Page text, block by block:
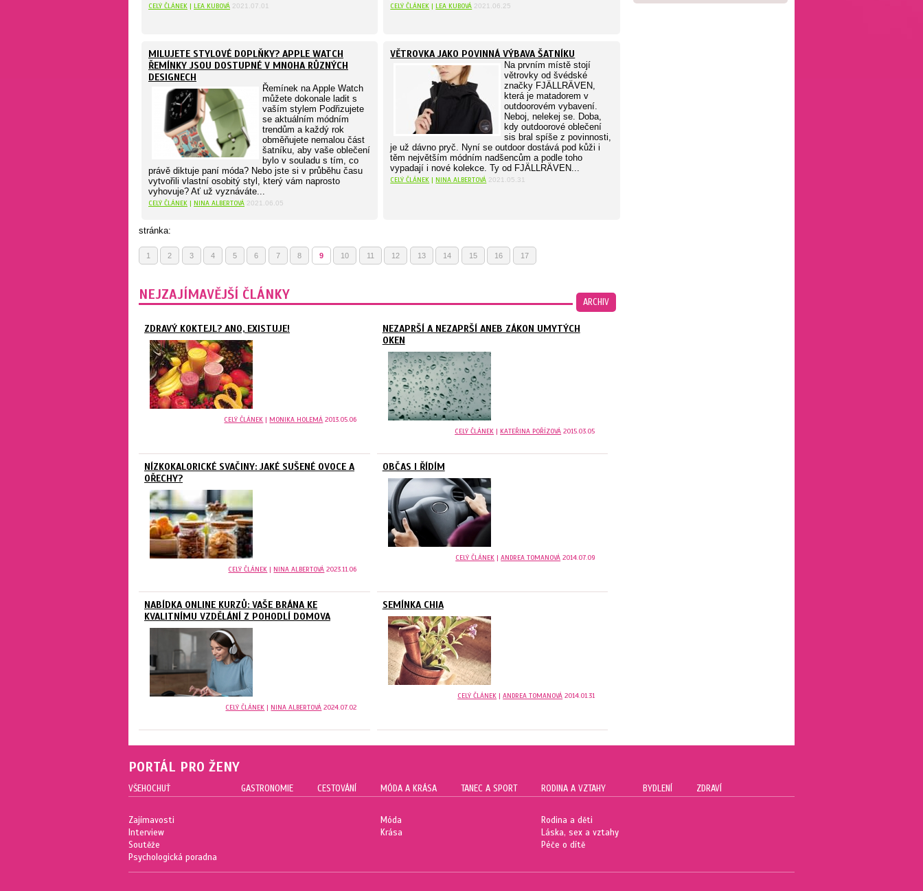
CELÝ ČLÁNEK | LEA KUBOVÁ 2021.07.01 CELÝ ČLÁNEK | LEA KUBOVÁ 2021.06.25
MILUJETE STYLOVÉ DOPLŇKY? APPLE WATCH
ŘEMÍNKY JSOU DOSTUPNÉ V MNOHA RŮZNÝCH
DESIGNECH
Řemínek na Apple Watch
můžete dokonale ladit s
vaším stylem Podřizujete
se aktuálním módním
trendům a každý rok
obměňujete nemalou část
šatníku, aby vaše oblečení
bylo v souladu s tím, co
právě diktuje paní móda? Nebo jste si v průběhu času
vytvořili vlastní osobitý styl, který vám naprosto
vyhovuje? Ať už vyznáváte...
CELÝ ČLÁNEK | NINA ALBERTOVÁ 2021.06.05
VĚTROVKA JAKO POVINNÁ VÝBAVA ŠATNÍKU
Na prvním místě stojí
větrovky od švédské
značky FJÄLLRÄVEN,
která je matadorem v
outdoorovém vybavení.
Neboj, nelekej se. Doba,
kdy outdoorové oblečení
sis bral spíše z povinnosti,
je už dávno pryč. Nyní se outdoor dostává pod kůži i
těm největším módním nadšencům a podle toho
vypadají i nové kolekce. Ty od FJÄLLRÄVEN...
CELÝ ČLÁNEK | NINA ALBERTOVÁ 2021.05.31
stránka:
1 2 3 4 5 6 7 8 9 10 11 12 13 14 15 16 17
ARCHIV
NEJZAJÍMAVĚJŠÍ ČLÁNKY
ZDRAVÝ KOKTEJL? ANO, EXISTUJE!
CELÝ ČLÁNEK | MONIKA HOLEMÁ 2013.05.06
NEZAPRŠÍ A NEZAPRŠÍ ANEB ZÁKON UMYTÝCH
OKEN
CELÝ ČLÁNEK | KATEŘINA POŘÍZOVÁ 2015.03.05
NÍZKOKALORICKÉ SVAČINY: JAKÉ SUŠENÉ OVOCE A
OŘECHY?
CELÝ ČLÁNEK | NINA ALBERTOVÁ 2023.11.06
OBČAS I ŘÍDÍM
CELÝ ČLÁNEK |ANDREA TOMANOVÁ 2014.07.09
NABÍDKA ONLINE KURZŮ: VAŠE BRÁNA KE
KVALITNÍMU VZDĚLÁNÍ Z POHODLÍ DOMOVA
CELÝ ČLÁNEK | NINA ALBERTOVÁ 2024.07.02
SEMÍNKA CHIA
CELÝ ČLÁNEK |ANDREA TOMANOVÁ 2014.01.31
PORTÁL PRO ŽENY
VŠEHOCHUŤ
Zajímavosti
Interview
Soutěže
Psychologická poradna
GASTRONOMIE CESTOVÁNÍ MÓDA A KRÁSA
Móda
Krása
TANEC A SPORT RODINA A VZTAHY
Rodina a děti
Láska, sex a vztahy
Péče o dítě
BYDLENÍ ZDRAVÍ